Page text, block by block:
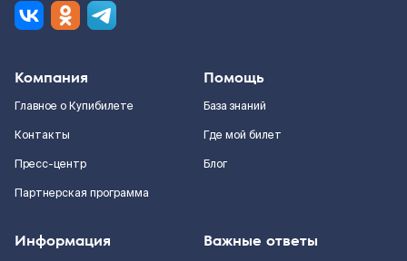
Компания
Главное о Купибилете
Контакты
Пресс-центр
Партнерская программа
Помощь
База знаний
Где мой билет
Блог
Информация Важные ответы